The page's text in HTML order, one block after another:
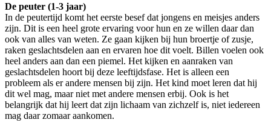
De peuter (1-3 jaar)
In de peutertijd komt het eerste besef dat jongens en meisjes anders
zijn. Dit is een heel grote ervaring voor hun en ze willen daar dan
ook van alles van weten. Ze gaan kijken bij hun broertje of zusje,
raken geslachtsdelen aan en ervaren hoe dit voelt. Billen voelen ook
heel anders aan dan een piemel. Het kijken en aanraken van
geslachtsdelen hoort bij deze leeftijdsfase. Het is alleen een
probleem als er andere mensen bij zijn. Het kind moet leren dat hij
dit wel mag, maar niet met andere mensen erbij. Ook is het
belangrijk dat hij leert dat zijn lichaam van zichzelf is, niet iedereen
mag daar zomaar aankomen.